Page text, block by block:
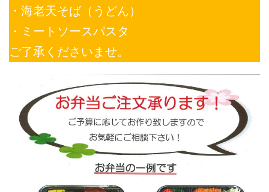
・海老天そば（うどん）
・ミートソースパスタ
ご了承くださいませ。